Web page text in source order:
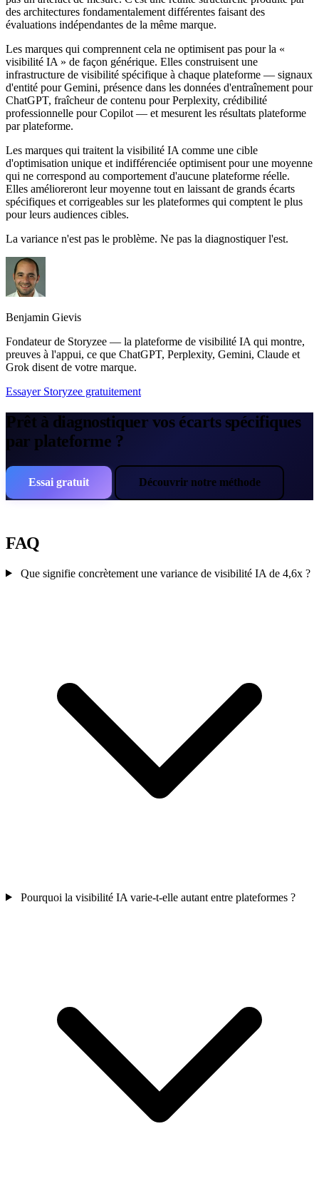
des architectures fondamentalement différentes faisant des
évaluations indépendantes de la même marque.
Les marques qui comprennent cela ne optimisent pas pour la «
visibilité IA » de façon générique. Elles construisent une
infrastructure de visibilité spécifique à chaque plateforme — signaux
d'entité pour Gemini, présence dans les données d'entraînement pour
ChatGPT, fraîcheur de contenu pour Perplexity, crédibilité
professionnelle pour Copilot — et mesurent les résultats plateforme
par plateforme.
Les marques qui traitent la visibilité IA comme une cible
d'optimisation unique et indifférenciée optimisent pour une moyenne
qui ne correspond au comportement d'aucune plateforme réelle.
Elles amélioreront leur moyenne tout en laissant de grands écarts
spécifiques et corrigeables sur les plateformes qui comptent le plus
pour leurs audiences cibles.
La variance n'est pas le problème. Ne pas la diagnostiquer l'est.
Benjamin Gievis
Fondateur de Storyzee — la plateforme de visibilité IA qui montre,
preuves à l'appui, ce que ChatGPT, Perplexity, Gemini, Claude et
Grok disent de votre marque.
Essayer Storyzee gratuitement
Prêt à diagnostiquer vos écarts spécifiques
par plateforme ?
Essai gratuit Découvrir notre méthode
FAQ
Que signifie concrètement une variance de visibilité IA de 4,6x ?
Pourquoi la visibilité IA varie-t-elle autant entre plateformes ?